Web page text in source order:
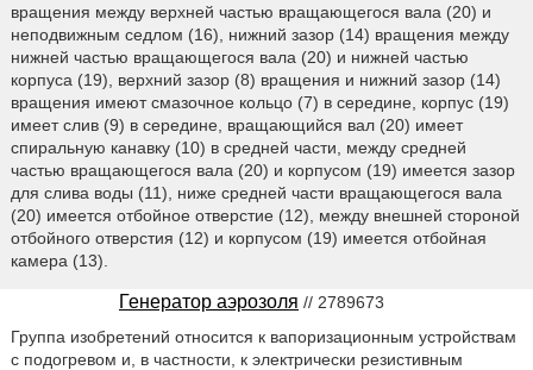
вращения между верхней частью вращающегося вала (20) и
неподвижным седлом (16), нижний зазор (14) вращения между
нижней частью вращающегося вала (20) и нижней частью
корпуса (19), верхний зазор (8) вращения и нижний зазор (14)
вращения имеют смазочное кольцо (7) в середине, корпус (19)
имеет слив (9) в середине, вращающийся вал (20) имеет
спиральную канавку (10) в средней части, между средней
частью вращающегося вала (20) и корпусом (19) имеется зазор
для слива воды (11), ниже средней части вращающегося вала
(20) имеется отбойное отверстие (12), между внешней стороной
отбойного отверстия (12) и корпусом (19) имеется отбойная
камера (13).
Генератор аэрозоля // 2789673
Группа изобретений относится к вапоризационным устройствам
с подогревом и, в частности, к электрически резистивным